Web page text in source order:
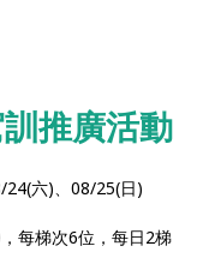
推廣活動
24(六)、08/25(日)
每梯次6位，每日2梯